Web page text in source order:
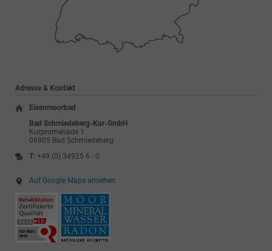
Adresse & Kontakt
Eisenmoorbad
Bad Schmiedeberg-Kur-GmbH
Kurpromenade 1
06905 Bad Schmiedeberg
T:+49 (0) 34925 6 - 0
Auf Google Maps ansehen